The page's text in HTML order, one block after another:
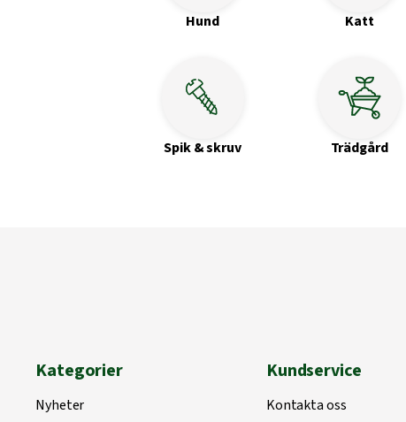
Hund Katt
Spik & skruv Trädgård
Kategorier
Nyheter
Kundservice
Kontakta oss